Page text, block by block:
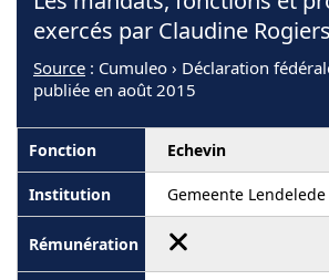
exercés par Claudine
Source : Cumuleo › Déclaration
publiée en août 2015
Echevin
Gemeente Lendelede